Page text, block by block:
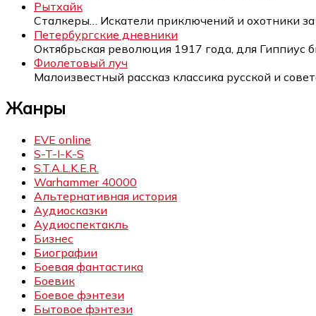
Рытхайк
Сталкеры… Искатели приключений и охотники за
Петербургские дневники
Октябрьская революция 1917 года, для Гиппиус
Фиолетовый луч
Малоизвестный рассказ классика русской и
Жанры
EVE online
S-T-I-K-S
S.T.A.L.K.E.R.
Warhammer 40000
Альтернативная история
Аудиосказки
Аудиоспектакль
Бизнес
Биографии
Боевая фантастика
Боевик
Боевое фэнтези
Бытовое фэнтези